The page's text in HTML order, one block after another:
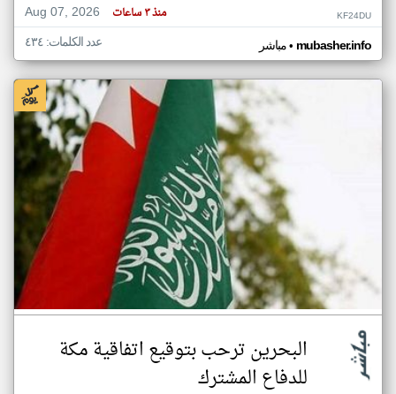
Aug 07, 2026
منذ ٣ ساعات KF24DU
مباشر• mubasher.info عدد الكلمات: ٤٣٤
البحرين ترحب بتوقيع اتفاقية مكة
للدفاع المشترك